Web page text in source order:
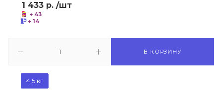
1 433 р. /шт
+ 43
+ 14
В КОРЗИНУ
4,5 кг